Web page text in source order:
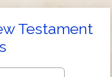
Testament